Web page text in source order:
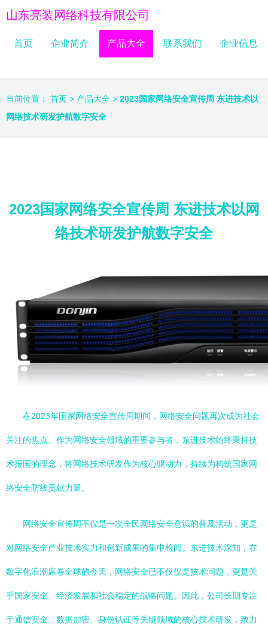
山东亮装网络科技有限公司
首页 企业简介 产品大全 联系我们 企业信息
当前位置： 首页 > 产品大全 > 2023国家网络安全宣传周 东进技术以
网络技术研发护航数字安全
2023国家网络安全宣传周 东进技术以网
络技术研发护航数字安全
在2023年国家网络安全宣传周期间，网络安全问题再次成为社会
关注的焦点。作为网络安全领域的重要参与者，东进技术始终秉持技
术报国的理念，将网络技术研发作为核心驱动力，持续为构筑国家网
络安全防线贡献力量。
网络安全宣传周不仅是一次全民网络安全意识的普及活动，更是
对网络安全产业技术实力和创新成果的集中检阅。东进技术深知，在
数字化浪潮席卷全球的今天，网络安全已不仅仅是技术问题，更是关
乎国家安全、经济发展和社会稳定的战略问题。因此，公司长期专注
于通信安全、数据加密、身份认证等关键领域的核心技术研发，致力